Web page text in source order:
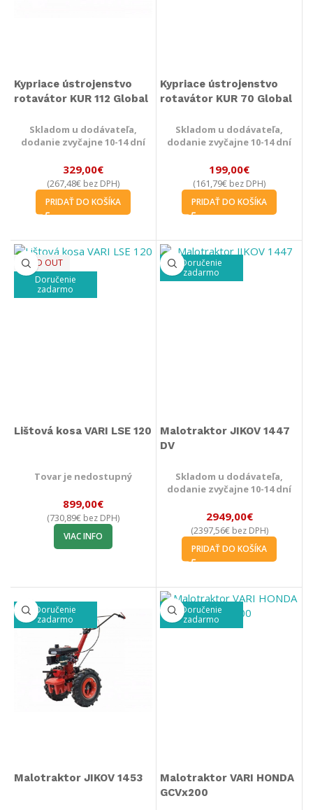
Kypriace ústrojenstvo
rotavátor KUR 112 Global
Skladom u dodávateľa,
dodanie zvyčajne 10-14 dní
329,00€
(267,48€ bez DPH)
PRIDAŤ DO KOŠÍKA
Kypriace ústrojenstvo
rotavátor KUR 70 Global
Skladom u dodávateľa,
dodanie zvyčajne 10-14 dní
199,00€
(161,79€ bez DPH)
PRIDAŤ DO KOŠÍKA
SOLD OUT
Doručenie
zadarmo
Lištová kosa VARI LSE 120
Tovar je nedostupný
899,00€
(730,89€ bez DPH)
VIAC INFO
Doručenie
zadarmo
Malotraktor JIKOV 1447
DV
Skladom u dodávateľa,
dodanie zvyčajne 10-14 dní
2949,00€
(2397,56€bez DPH)
PRIDAŤ DO KOŠÍKA
Doručenie
zadarmo
Malotraktor JIKOV 1453
Doručenie
zadarmo
Malotraktor VARI HONDA
GCVx200